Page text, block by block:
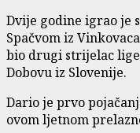
Dvije godine igrao je
Spačvom iz
bio drugi strijelac
Dobovu iz Slovenije.
Dario je prvo
ovom ljetnom